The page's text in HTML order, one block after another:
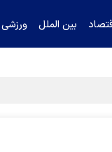
بین الملل ورزشی
کرد